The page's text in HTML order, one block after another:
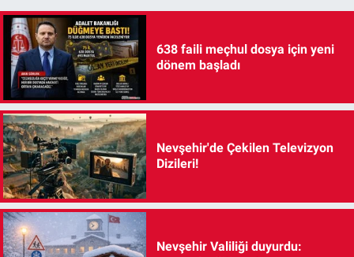
638 faili meçhul dosya için yeni
dönem başladı
Nevşehir'de Çekilen Televizyon
Dizileri!
Nevşehir Valiliği duyurdu: